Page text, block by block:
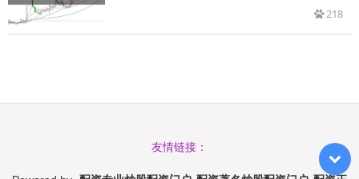
218
友情链接：